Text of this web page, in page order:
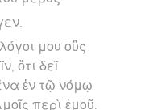
μου οὓς
ὅτι δεῖ
ἐν τῷ νόμῳ
περὶ ἐμοῦ.